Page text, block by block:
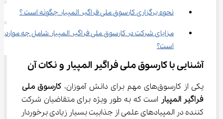
نحوه برگزاری کارسوق ملی فراگیر المپیار چگونه است ؟
مزایای شرکت در کارسوق ملی فراگیر المپیار شامل چه
است؟
آشنایی با کارسوق ملی فراگیر المپیار و نکات آن
یکی از کارسوق‌های مهم برای دانش آموزان،
کارسوق ملی
فراگیر المپیار است که به طور ویژه برای متقاضیان شرکت
کننده در المپیادهای علمی از جذابیت بسیار زیادی برخوردار